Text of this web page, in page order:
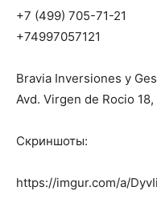
+7 (499) 705-71-21
+74997057121
Bravia Inversiones y
Avd. Virgen de Rocio
Скриншоты:
https://imgur.com/a/